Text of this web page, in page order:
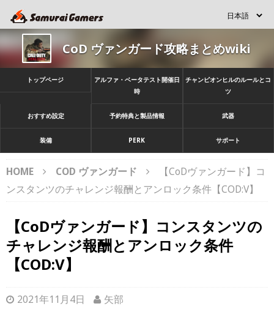
CoD ヴァンガード攻略まとめwiki
トップページ
アルファ・ベータテスト開催日
時
チャンピオンヒルのルールとコ
ツ
おすすめ設定 予約特典と製品情報 武器
装備 PERK サポート
HOME COD ヴァンガード
【CoDヴァンガード】コ
ンスタンツのチャレンジ報酬とアンロック条件【COD:V】
【CoDヴァンガード】コンスタンツの
チャレンジ報酬とアンロック条件
【COD:V】
2021年11月4日 矢部